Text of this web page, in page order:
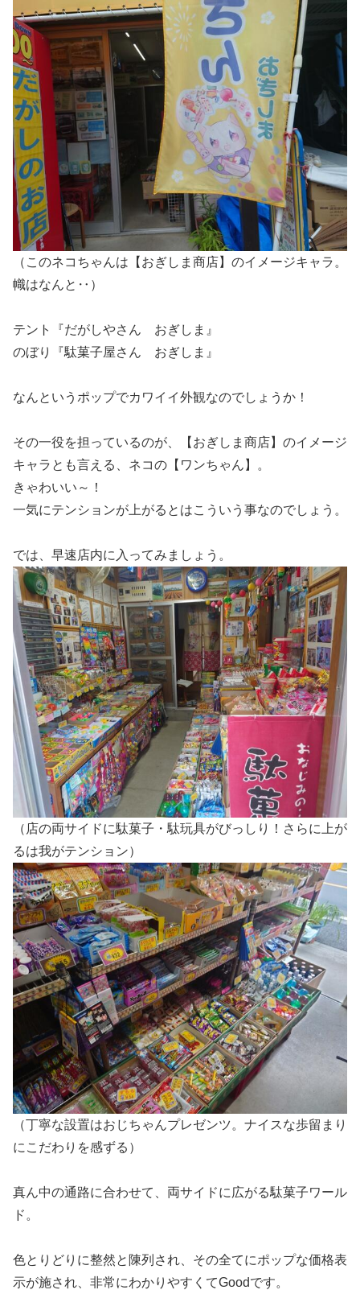
（このネコちゃんは【おぎしま商店】のイメージキャラ。
幟はなんと‥）
テント『だがしやさん おぎしま』
のぼり『駄菓子屋さん おぎしま』
なんというポップでカワイイ外観なのでしょうか！
その一役を担っているのが、【おぎしま商店】のイメージ
キャラとも言える、ネコの【ワンちゃん】。
きゃわいい～！
一気にテンションが上がるとはこういう事なのでしょう。
では、早速店内に入ってみましょう。
（店の両サイドに駄菓子・駄玩具がびっしり！さらに上が
るは我がテンション）
（丁寧な設置はおじちゃんプレゼンツ。ナイスな歩留まり
にこだわりを感ずる）
真ん中の通路に合わせて、両サイドに広がる駄菓子ワール
ド。
色とりどりに整然と陳列され、その全てにポップな価格表
示が施され、非常にわかりやすくてGoodです。